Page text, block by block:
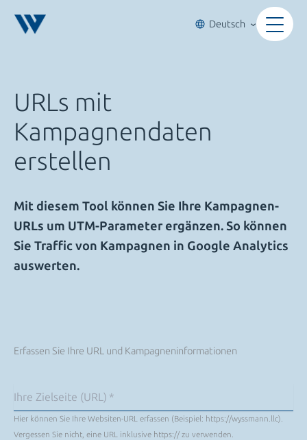
Inhalt
springen
Deutsch
URLs mit
Kampagnendaten
erstellen
Mit diesem Tool können Sie Ihre Kampagnen-
URLs um UTM-Parameter ergänzen. So können
Sie Traffic von Kampagnen in Google Analytics
auswerten.
Erfassen Sie Ihre URL und Kampagneninformationen
Hier können Sie Ihre Websiten-URL erfassen (Beispiel: https://wyssmann.llc).
Vergessen Sie nicht, eine URL inklusive https:// zu verwenden.